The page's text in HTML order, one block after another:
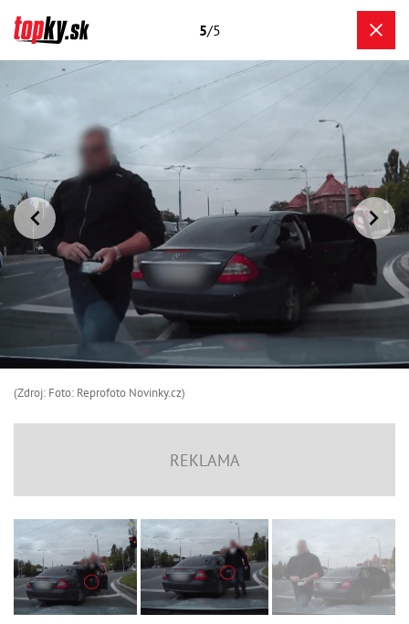
5/5
(Zdroj: Foto: Reprofoto Novinky.cz)